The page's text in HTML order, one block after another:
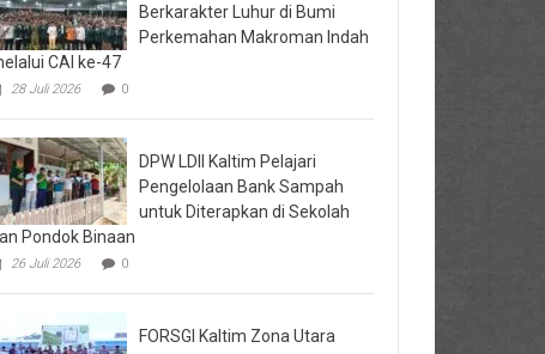
Berkarakter Luhur di Bumi
Perkemahan Makroman Indah
CAI ke-47
28 Juli 2026 0
DPW LDII Kaltim Pelajari
Pengelolaan Bank Sampah
untuk Diterapkan di Sekolah
Pondok Binaan
26 Juli 2026 0
FORSGI Kaltim Zona Utara